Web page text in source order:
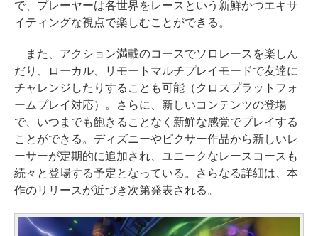
で、プレーヤーは各世界をレースという新鮮かつエキサ
イティングな視点で楽しむことができる。
また、アクション満載のコースでソロレースを楽しん
だり、ローカル、リモートマルチプレイモードで友達に
チャレンジしたりすることも可能（クロスプラットフォ
ームプレイ対応）。さらに、新しいコンテンツの登場
で、いつまでも飽きることなく新鮮な感覚でプレイする
ことができる。ディズニーやピクサー作品から新しいレ
ーサーが定期的に追加され、ユニークなレースコースも
続々と登場する予定となっている。さらなる詳細は、本
作のリリースが近づき次第発表される。